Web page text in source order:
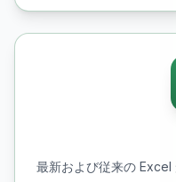
最新および従来の Excel